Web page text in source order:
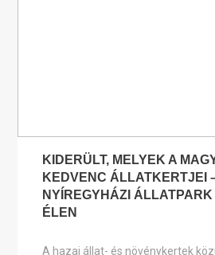
KIDERÜLT, MELYEK A
KEDVENC ÁLLATKERTJEI
NYÍREGYHÁZI
ÉLEN
A hazai állat- és növénykertek